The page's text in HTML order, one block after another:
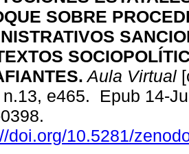
SOBRE
Aula Virtual
e465. Epub 14-
doi.org/10.5281/